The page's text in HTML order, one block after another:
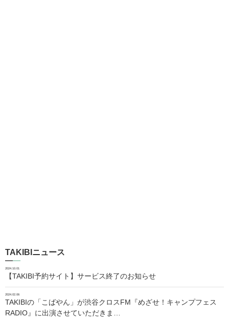
TAKIBIニュース
2024.10.01
【TAKIBI予約サイト】サービス終了のお知らせ
2024.02.06
TAKIBIの「こばやん」が渋谷クロスFM『めざせ！キャンプフェス
RADIO』に出演させていただきま…